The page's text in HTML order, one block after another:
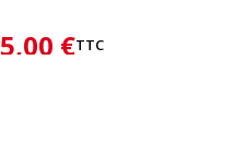
5,00 €TTC